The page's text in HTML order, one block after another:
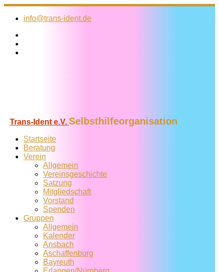
Zum
Inhalt
info@trans-ident.de
Trans-Ident e.V. Selbsthilfeorganisation
Startseite
Beratung
Verein
Allgemein
Vereins­geschichte
Satzung
Mitglied­schaft
Vorstand
Spenden
Gruppen
Allgemein
Kalender
Ansbach
Aschaffenburg
Bayreuth